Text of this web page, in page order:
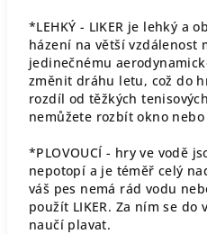
*LEHKÝ - LIKER je lehký a
házení na větší vzdálenost
jedinečnému
změnit dráhu letu, což do
rozdíl od těžkých
nemůžete rozbít okno
*PLOVOUCÍ - hry ve vodě
nepotopí a je téměř celý
váš pes nemá rád vodu
použít LIKER. Za ním se do
naučí plavat.